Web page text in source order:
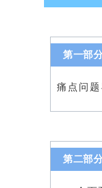
第一部
痛点问题
第二部